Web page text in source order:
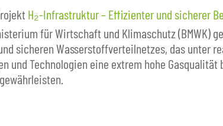
H₂-Infrastruktur – Effizienter und sicherer
für Wirtschaft und Klimaschutz
sicheren Wasserstoffverteilnetzes, das unter
und Technologien eine extrem hohe